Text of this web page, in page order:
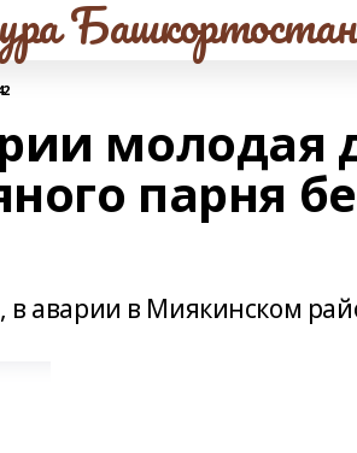
молодая
парня
в аварии в Миякинском